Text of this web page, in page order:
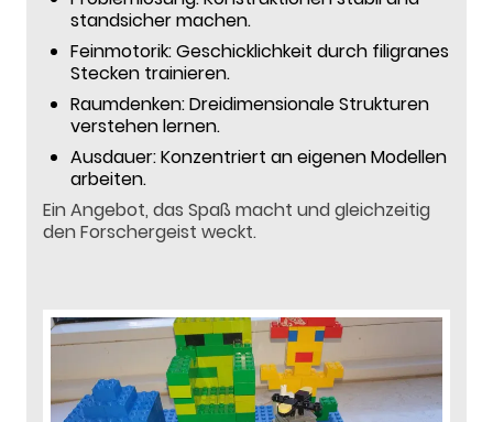
standsicher machen.
Feinmotorik: Geschicklichkeit durch filigranes
Stecken trainieren.
Raumdenken: Dreidimensionale Strukturen
verstehen lernen.
Ausdauer: Konzentriert an eigenen Modellen
arbeiten.
Ein Angebot, das Spaß macht und gleichzeitig
den Forschergeist weckt.